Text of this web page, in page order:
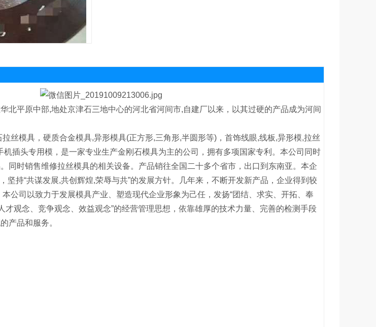
平原中部,地处京津石三地中心的河北省河间市,自建厂以来，以其过硬的产品成为河间
模具，硬质合金模具,异形模具(正方形,三角形,半圆形等)，首饰线眼,线板,异形模,拉丝
机插头专用模，是一家专业生产金刚石模具为主的公司，拥有多项国家专利。本公司同时
同时销售维修拉丝模具的相关设备。产品销往全国二十多个省市，出口到东南亚。本企
坚持“共谋发展,共创辉煌,荣辱与共”的发展方针。几年来，不断开发新产品，企业得到较
公司以致力于发展模具产业、塑造现代企业形象为己任，发扬“团结、求实、开拓、奉
才观念、竞争观念、效益观念”的经营管理思想，依靠雄厚的技术力量、完善的检测手段
产品和服务。